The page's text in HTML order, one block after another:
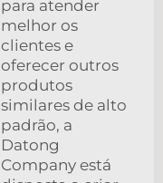
para atender
melhor os
clientes e
oferecer outros
produtos
similares de alto
padrão, a
Datong
Company está